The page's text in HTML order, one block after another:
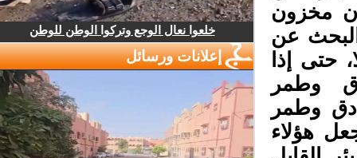
مخزون
عن
حتى إذا
وطمر
وطمر
هؤلاء
خلعوا نعال الوجع وتركوا الوطن للوطن
إعلانات ورسائل